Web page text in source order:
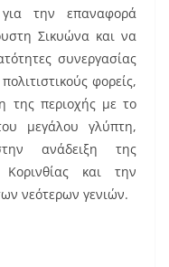
την επαναφορά
Σικυώνα και να
συνεργασίας
φορείς,
της περιοχής με το
μεγάλου γλύπτη,
ανάδειξη της
Κορινθίας και την
νεότερων γενιών.